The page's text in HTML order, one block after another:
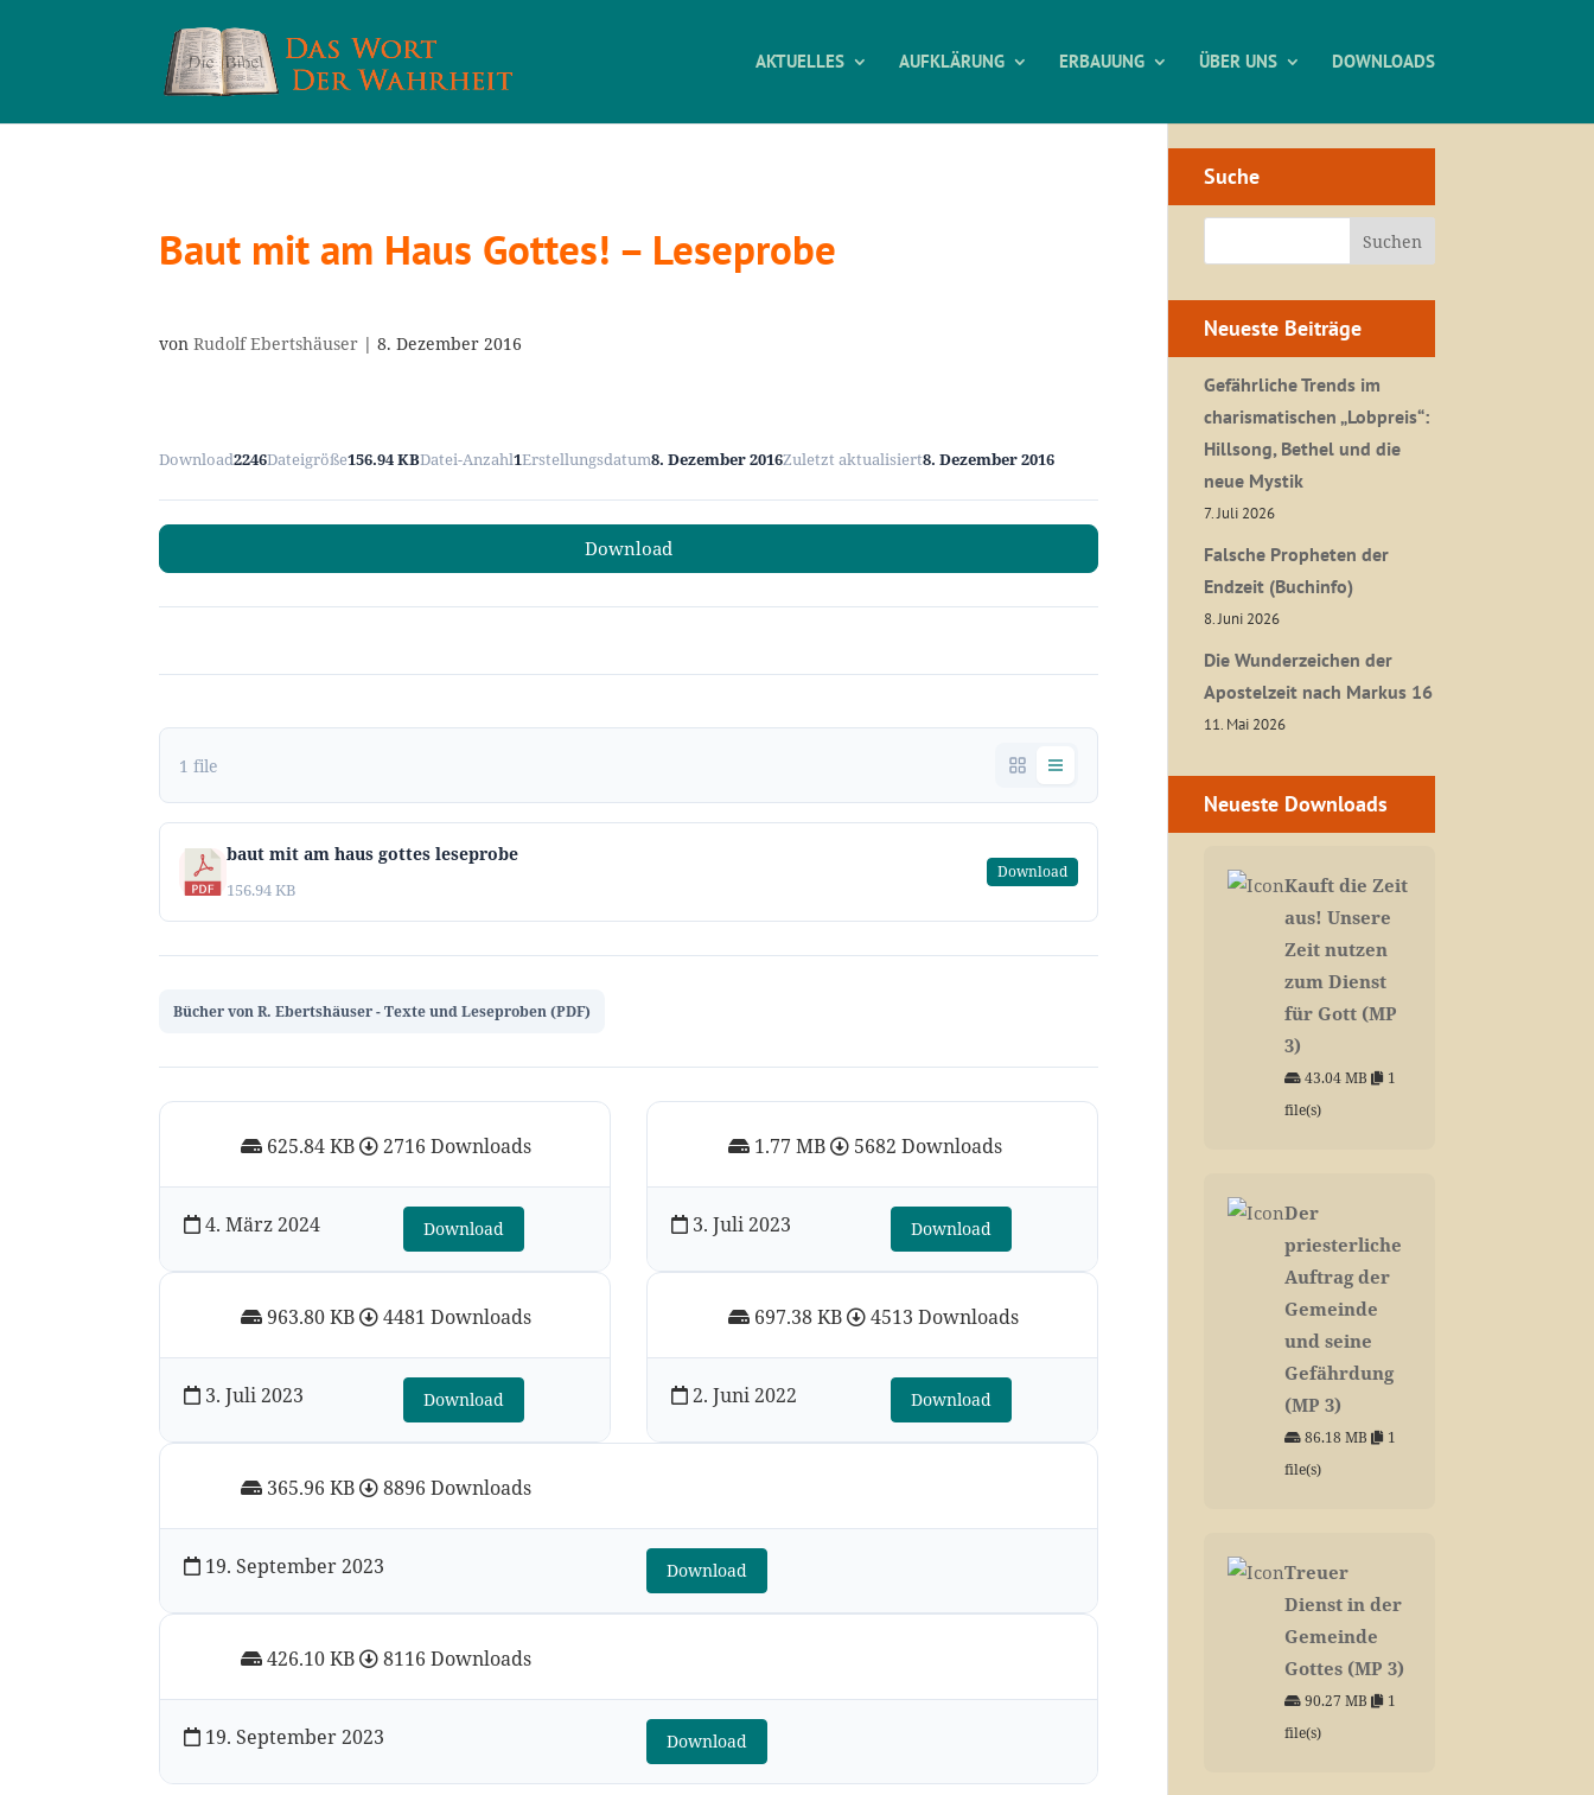
AKTUELLES AUFKLÄRUNG ERBAUUNG ÜBER UNS DOWNLOADS
Baut mit am Haus Gottes! – Leseprobe
vonRudolf Ebertshäuser |8. Dezember 2016
Download2246Dateigröße156.94 KBDatei-Anzahl1Erstellungsdatum8. Dezember 2016Zuletzt aktualisiert8. Dezember 2016
Download
1 file
baut mit am haus gottes leseprobe
156.94 KB
Download
Bücher von R. Ebertshäuser - Texte und Leseproben (PDF)
625.84 KB 2716 Downloads
4. März 2024 Download
426.10 KB 8116 Downloads
19. September 2023 Download
365.96 KB 8896 Downloads
19. September 2023 Download
1.77 MB 5682 Downloads
3. Juli 2023 Download
963.80 KB 4481 Downloads
3. Juli 2023 Download
697.38 KB 4513 Downloads
2. Juni 2022 Download
Suche
Neueste Beiträge
Gefährliche Trends im
charismatischen „Lobpreis“:
Hillsong, Bethel und die
neue Mystik
7. Juli 2026
Falsche Propheten der
Endzeit (Buchinfo)
8. Juni 2026
Die Wunderzeichen der
Apostelzeit nach Markus 16
11. Mai 2026
Neueste Downloads
Kauft die Zeit
aus! Unsere
Zeit nutzen
zum Dienst
für Gott (MP
3)
43.04 MB
1
file(s)
Der
priesterliche
Auftrag der
Gemeinde
und seine
Gefährdung
(MP 3)
86.18 MB
1
file(s)
Treuer
Dienst in der
Gemeinde
Gottes (MP 3)
90.27 MB
1
file(s)